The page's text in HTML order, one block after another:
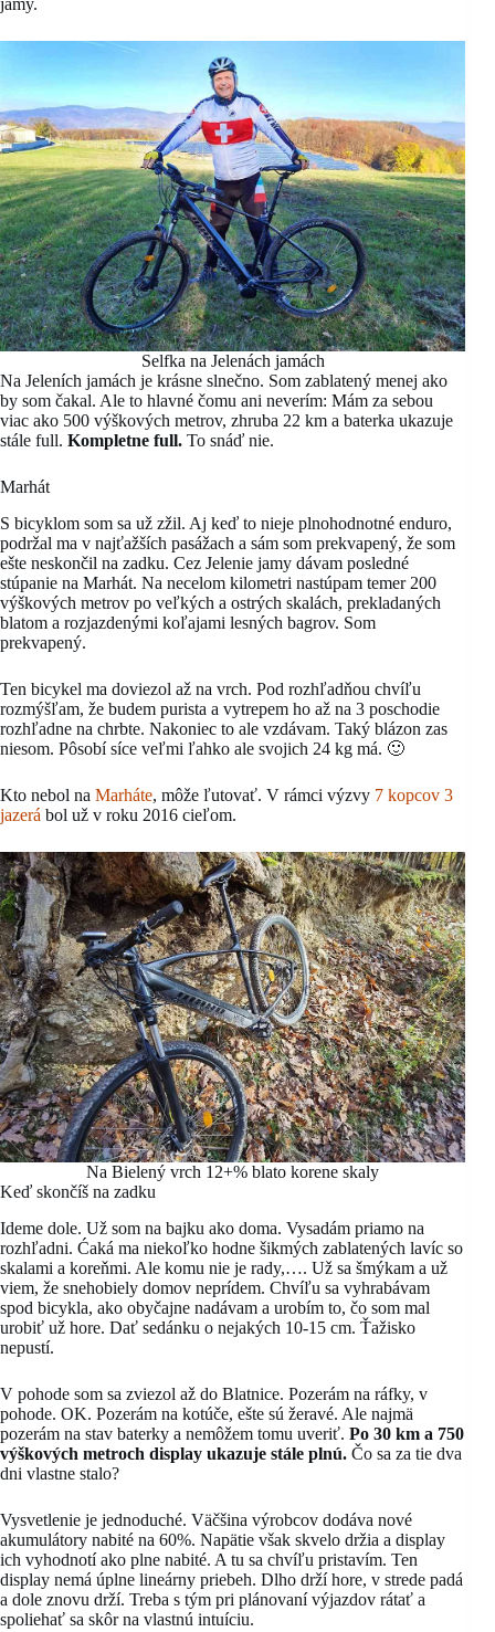
jamy.
Selfka na Jelenách jamách
Na Jeleních jamách je krásne slnečno. Som zablatený menej ako
by som čakal. Ale to hlavné čomu ani neverím: Mám za sebou
viac ako 500 výškových metrov, zhruba 22 km a baterka ukazuje
stále full. Kompletne full. To snáď nie.
Marhát
S bicyklom som sa už zžil. Aj keď to nieje plnohodnotné enduro,
podržal ma v najťažších pasážach a sám som prekvapený, že som
ešte neskončil na zadku. Cez Jelenie jamy dávam posledné
stúpanie na Marhát. Na necelom kilometri nastúpam temer 200
výškových metrov po veľkých a ostrých skalách, prekladaných
blatom a rozjazdenými koľajami lesných bagrov. Som
prekvapený.
Ten bicykel ma doviezol až na vrch. Pod rozhľadňou chvíľu
rozmýšľam, že budem purista a vytrepem ho až na 3 poschodie
rozhľadne na chrbte. Nakoniec to ale vzdávam. Taký blázon zas
niesom. Pôsobí síce veľmi ľahko ale svojich 24 kg má. 🙂
Kto nebol na Marháte, môže ľutovať. V rámci výzvy 7 kopcov 3
jazerá bol už v roku 2016 cieľom.
Na Bielený vrch 12+% blato korene skaly
Keď skončíš na zadku
Ideme dole. Už som na bajku ako doma. Vysadám priamo na
rozhľadni. Ćaká ma niekoľko hodne šikmých zablatených lavíc so
skalami a koreňmi. Ale komu nie je rady,…. Už sa šmýkam a už
viem, že snehobiely domov neprídem. Chvíľu sa vyhrabávam
spod bicykla, ako obyčajne nadávam a urobím to, čo som mal
urobiť už hore. Dať sedánku o nejakých 10-15 cm. Ťažisko
nepustí.
V pohode som sa zviezol až do Blatnice. Pozerám na ráfky, v
pohode. OK. Pozerám na kotúče, ešte sú žeravé. Ale najmä
pozerám na stav baterky a nemôžem tomu uveriť. Po 30 km a 750
výškových metroch display ukazuje stále plnú. Čo sa za tie dva
dni vlastne stalo?
Vysvetlenie je jednoduché. Väčšina výrobcov dodáva nové
akumulátory nabité na 60%. Napätie však skvelo držia a display
ich vyhodnotí ako plne nabité. A tu sa chvíľu pristavím. Ten
display nemá úplne lineárny priebeh. Dlho drží hore, v strede padá
a dole znovu drží. Treba s tým pri plánovaní výjazdov rátať a
spoliehať sa skôr na vlastnú intuíciu.